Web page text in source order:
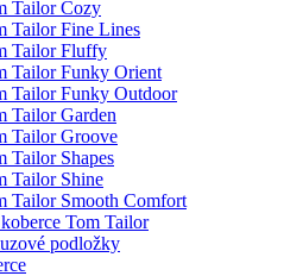
Tailor Cozy
Tailor Fine Lines
Tailor Fluffy
Tailor Funky Orient
Tailor Funky Outdoor
Tailor Garden
Tailor Groove
Tailor Shapes
Tailor Shine
Tailor Smooth Comfort
Tom Tailor
podložky